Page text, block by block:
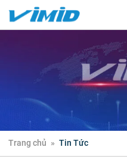
Trang chủ » Tin Tức